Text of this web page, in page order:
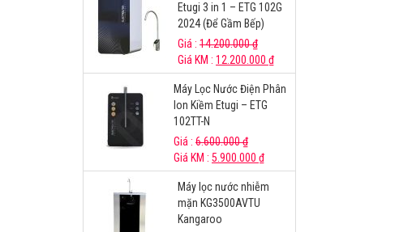
Etugi 3 in 1 – ETG 102G
2024 (Để Gầm Bếp)
Giá : 14.200.000₫
Giá KM : 12.200.000 ₫
Máy Lọc Nước Điện Phân
Ion Kiềm Etugi – ETG
102TT-N
Giá : 6.600.000₫
Giá KM : 5.900.000 ₫
Máy lọc nước nhiễm
mặn KG3500AVTU
Kangaroo